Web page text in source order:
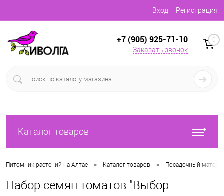
Вход Регистрация
+7 (905) 925-71-10
Заказать звонок
0
Каталог товаров
Питомник растений на Алтае • Каталог товаров • Посадочный
Набор семян томатов "Выбор